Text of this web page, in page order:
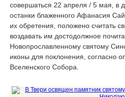
совершаться 22 апреля / 5 мая, в
останки блаженного Афанасия
их обретения, положено считать
воздавать им достодолжное
Новопрославленному святому
иконы для поклонения, согласно
Вселенского Собора.